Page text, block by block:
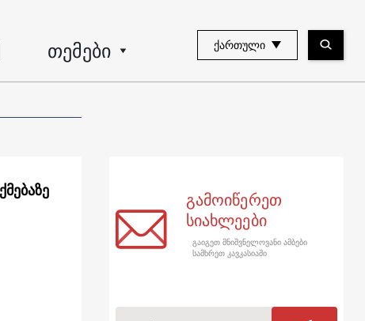
თემები ᲥᲐᲠᲗᲣᲚᲘ
გამოიწერეთ
სიახლეები
გაიგეთ მნიშვნელოვანი ამბები
სამხრეთ კავკასიაში